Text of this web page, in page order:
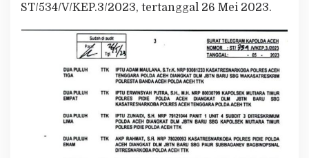
ST/534/V/KEP.3/2023, tertanggal 26 Mei 2023.